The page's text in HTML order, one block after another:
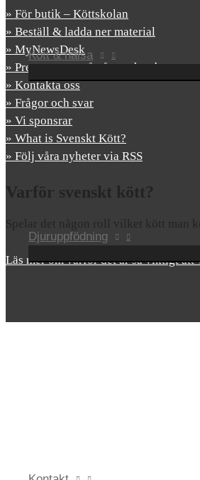
Kött & hälsa
Djuruppfödning
» För butik – Köttskolan
» Beställ & ladda ner material
» MyNewsDesk
» Prenumerera på våra nyhetsbrev
» Kontakta oss
» Frågor och svar
» Vi sponsrar
» What is Svenskt Kött?
» Följ våra nyheter via RSS
Varför svenskt kött?
Spelar det någon roll vilket kött man
Läs mer om varför det är så viktigt